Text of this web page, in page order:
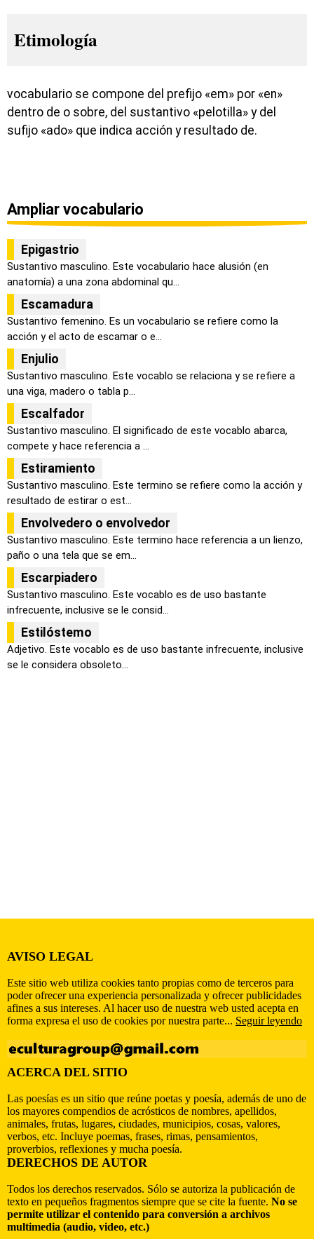
Etimología
vocabulario se compone del prefijo «em» por «en»
dentro de o sobre, del sustantivo «pelotilla» y del
sufijo «ado» que indica acción y resultado de.
Ampliar vocabulario
Epigastrio
Sustantivo masculino. Este vocabulario hace alusión (en
anatomía) a una zona abdominal qu...
Escamadura
Sustantivo femenino. Es un vocabulario se refiere como la
acción y el acto de escamar o e...
Enjulio
Sustantivo masculino. Este vocablo se relaciona y se refiere a
una viga, madero o tabla p...
Escalfador
Sustantivo masculino. El significado de este vocablo abarca,
compete y hace referencia a ...
Estiramiento
Sustantivo masculino. Este termino se refiere como la acción y
resultado de estirar o est...
Envolvedero o envolvedor
Sustantivo masculino. Este termino hace referencia a un lienzo,
paño o una tela que se em...
Escarpiadero
Sustantivo masculino. Este vocablo es de uso bastante
infrecuente, inclusive se le consid...
Estilóstemo
Adjetivo. Este vocablo es de uso bastante infrecuente, inclusive
se le considera obsoleto...
AVISO LEGAL
Este sitio web utiliza cookies tanto propias como de terceros para
poder ofrecer una experiencia personalizada y ofrecer publicidades
afines a sus intereses. Al hacer uso de nuestra web usted acepta en
forma expresa el uso de cookies por nuestra parte... Seguir leyendo
ACERCA DEL SITIO
Las poesías es un sitio que reúne poetas y poesía, además de uno de
los mayores compendios de acrósticos de nombres, apellidos,
animales, frutas, lugares, ciudades, municipios, cosas, valores,
verbos, etc. Incluye poemas, frases, rimas, pensamientos,
proverbios, reflexiones y mucha poesía.
DERECHOS DE AUTOR
Todos los derechos reservados. Sólo se autoriza la publicación de
texto en pequeños fragmentos siempre que se cite la fuente. No se
permite utilizar el contenido para conversión a archivos
multimedia (audio, video, etc.)